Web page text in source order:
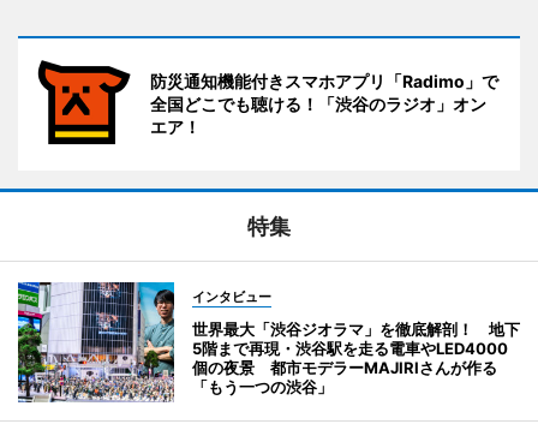
防災通知機能付きスマホアプリ「Radimo」で
全国どこでも聴ける！「渋谷のラジオ」オン
エア！
特集
インタビュー
世界最大「渋谷ジオラマ」を徹底解剖！ 地下
5階まで再現・渋谷駅を走る電車やLED4000
個の夜景 都市モデラーMAJIRIさんが作る
「もう一つの渋谷」